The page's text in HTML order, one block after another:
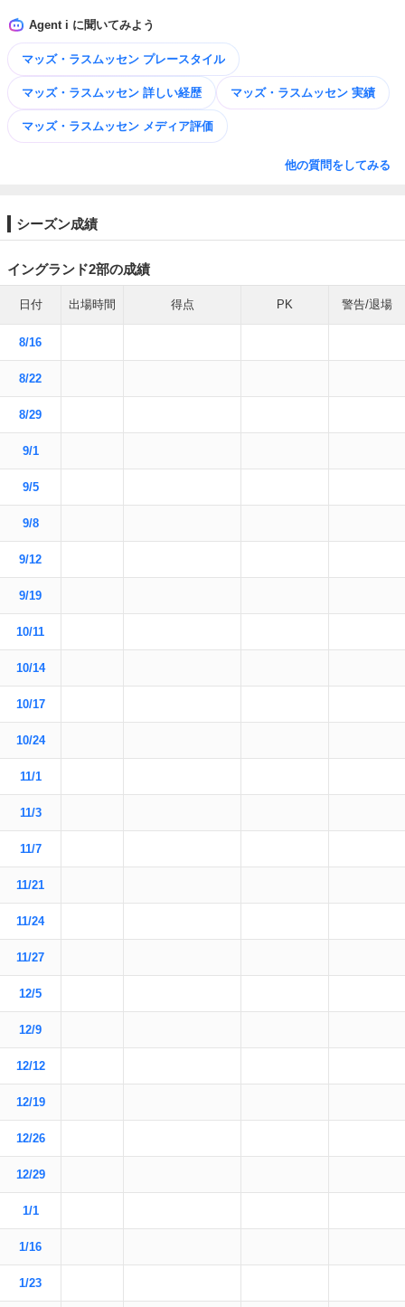
Agent i に聞いてみよう
マッズ・ラスムッセン プレースタイル
マッズ・ラスムッセン 詳しい経歴 マッズ・ラスムッセン 実績
マッズ・ラスムッセン メディア評価
他の質問をしてみる
シーズン成績
イングランド2部の成績
日付 出場時間 得点 PK 警告/退場
8/16
8/22
8/29
9/1
9/5
9/8
9/12
9/19
10/11
10/14
10/17
10/24
11/1
11/3
11/7
11/21
11/24
11/27
12/5
12/9
12/12
12/19
12/26
12/29
1/1
1/16
1/23